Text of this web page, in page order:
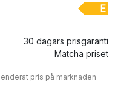
E
30 dagars prisgaranti
Matcha priset
pris på marknaden